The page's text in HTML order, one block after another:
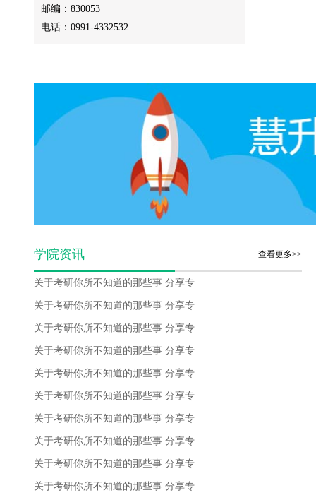
邮编：830053
电话：0991-4332532
学院资讯 查看更多>>
关于考研你所不知道的那些事 分享专
关于考研你所不知道的那些事 分享专
关于考研你所不知道的那些事 分享专
关于考研你所不知道的那些事 分享专
关于考研你所不知道的那些事 分享专
关于考研你所不知道的那些事 分享专
关于考研你所不知道的那些事 分享专
关于考研你所不知道的那些事 分享专
关于考研你所不知道的那些事 分享专
关于考研你所不知道的那些事 分享专